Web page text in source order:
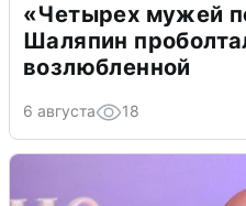
«Четырех мужей
Шаляпин
возлюбленной
6 августа 18